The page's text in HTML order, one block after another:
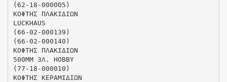
(62-18-000005)
ΚΟΦΤΗΣ ΠΛΑΚΙΔΙΩΝ
LUCKHAUS
(66-02-000139)
(66-02-000140)
ΚΟΦΤΗΣ ΠΛΑΚΙΔΙΩΝ
500MM 3Λ. HOBBY
(77-18-000010)
ΚΟΦΤΗΣ ΚΕΡΑΜΙΔΙΩΝ